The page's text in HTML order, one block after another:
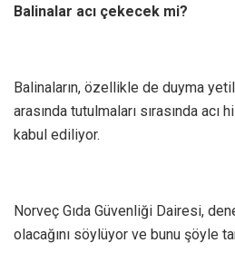
Balinalar acı çekecek mi?
Balinaların, özellikle de duyma
arasında tutulmaları sırasında
kabul ediliyor.
Norveç Gıda Güvenliği Dairesi,
olacağını söylüyor ve bunu şöyle